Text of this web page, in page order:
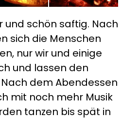
und schön saftig. Nach
sich die Menschen
nur wir und einige
und lassen den
dem Abendessen
mit noch mehr Musik
tanzen bis spät in